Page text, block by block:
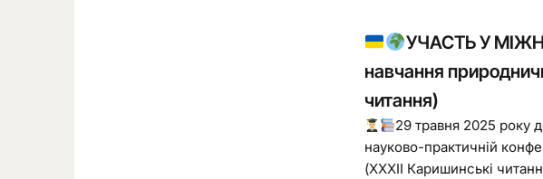
УЧАСТЬ У
навчання
читання)
29 травня 2025 року
науково-практичній
(XXХIІ Каришинські